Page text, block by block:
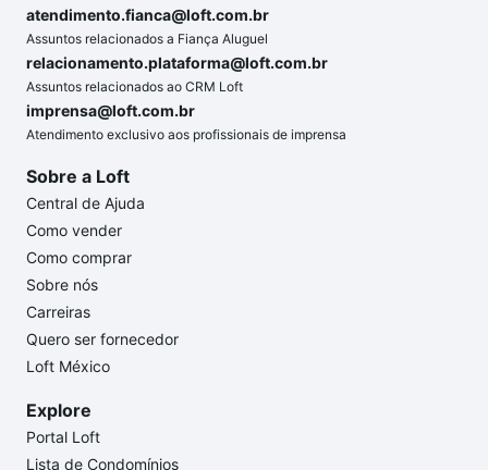
atendimento.fianca@loft.com.br
Assuntos relacionados a Fiança Aluguel
relacionamento.plataforma@loft.com.br
Assuntos relacionados ao CRM Loft
imprensa@loft.com.br
Atendimento exclusivo aos profissionais de imprensa
Sobre a Loft
Central de Ajuda
Como vender
Como comprar
Sobre nós
Carreiras
Quero ser fornecedor
Loft México
Explore
Portal Loft
Lista de Condomínios